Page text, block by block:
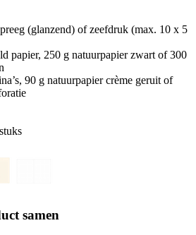
(glanzend) of zeefdruk (max. 10 x 5
papier, 250 g natuurpapier zwart of 300
90 g natuurpapier crème geruit of
samen